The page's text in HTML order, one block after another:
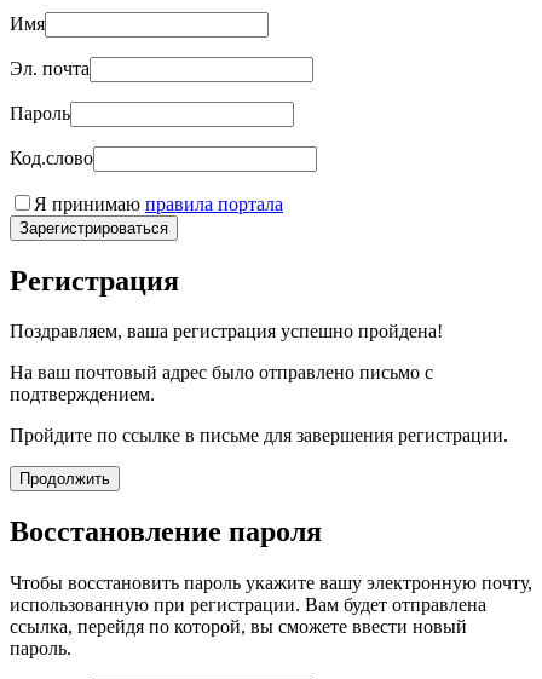
Имя
Эл. почта
Пароль
Код.слово
Я принимаю правила портала
Зарегистрироваться
Регистрация
Поздравляем, ваша регистрация успешно пройдена!
На ваш почтовый адрес было отправлено письмо с
подтверждением.
Пройдите по ссылке в письме для завершения регистрации.
Продолжить
Восстановление пароля
Чтобы восстановить пароль укажите вашу электронную почту,
использованную при регистрации. Вам будет отправлена
ссылка, перейдя по которой, вы сможете ввести новый
пароль.